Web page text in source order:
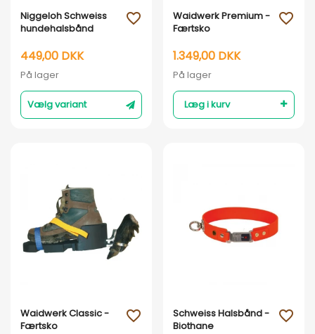
Vis her
Niggeloh Schweiss
hundehalsbånd
449,00 DKK
På lager
Vælg variant
favorite_outline
Vis her
Waidwerk Premium -
Færtsko
1.349,00 DKK
På lager
Læg i kurv
favorite_outline
Vis her
Waidwerk Classic -
Færtsko
favorite_outline
Vis her
Schweiss Halsbånd -
Biothane
favorite_outline